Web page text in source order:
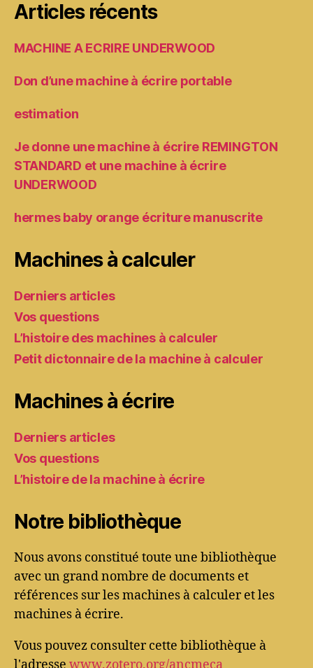
Articles récents
MACHINE A ECRIRE UNDERWOOD
Don d’une machine à écrire portable
estimation
Je donne une machine à écrire REMINGTON
STANDARD et une machine à écrire
UNDERWOOD
hermes baby orange écriture manuscrite
Machines à calculer
Derniers articles
Vos questions
L’histoire des machines à calculer
Petit dictonnaire de la machine à calculer
Machines à écrire
Derniers articles
Vos questions
L’histoire de la machine à écrire
Notre bibliothèque
Nous avons constitué toute une bibliothèque
avec un grand nombre de documents et
références sur les machines à calculer et les
machines à écrire.
Vous pouvez consulter cette bibliothèque à
l'adresse www.zotero.org/ancmeca